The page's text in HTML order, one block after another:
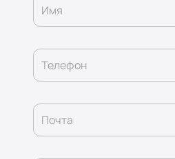
Имя
Телефон
Почта